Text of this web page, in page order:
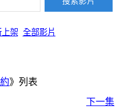
架 全部影片
》列表
下一集